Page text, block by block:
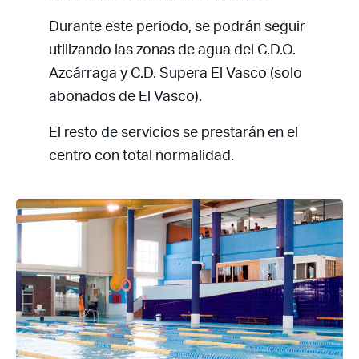
Durante este periodo, se podrán seguir
utilizando las zonas de agua del C.D.O.
Azcárraga y C.D. Supera El Vasco (solo
abonados de El Vasco).
El resto de servicios se prestarán en el
centro con total normalidad.